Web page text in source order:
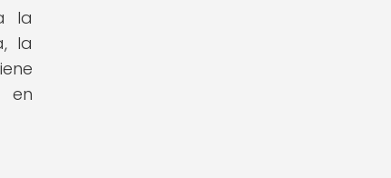
la
la
en